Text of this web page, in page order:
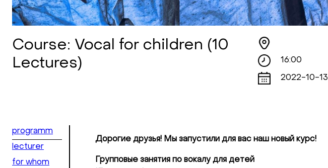
Course: Vocal for children (10
Lectures)
16:00
2022-10-13
programm
lecturer
for whom
Дорогие друзья! Мы запустили для вас наш новый курс!
Групповые занятия по вокалу для детей